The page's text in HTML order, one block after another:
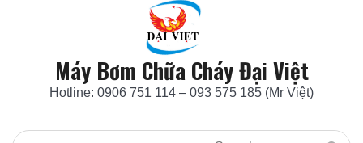
Máy Bơm Chữa Cháy Đại Việt
Hotline: 0906 751 114 – 093 575 185 (Mr Việt)